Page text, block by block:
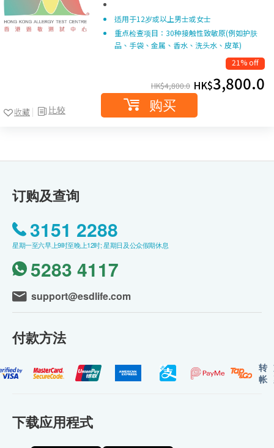
比较
收藏
适用于12岁或以上男士或女士
重点检查项目：30种接触性致敏原(例如护肤
品、手袋、金属、香水、洗头水、皮革)
21% off
HK$4,800.0 HK$3,800.0
购买
订购及查询
3151 2288
星期一至六早上9时至晚上12时; 星期日及公众假期休息
5283 4117
support@esdlife.com
付款方法
转
帐
下载应用程式